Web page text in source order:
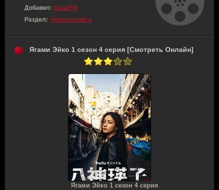
Добавил: DeadFM
Раздел: Новости сайта
Ягами Эйко 1 сезон 4 серия [Смотреть Онлайн]
Ягами Эйко 1 сезон 4 серия